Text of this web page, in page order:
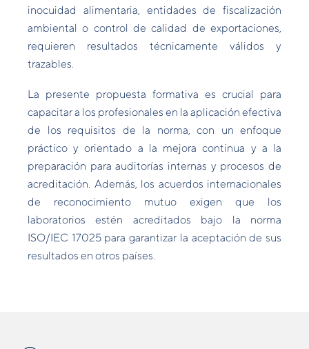
inocuidad alimentaria, entidades de fiscalización
ambiental o control de calidad de exportaciones,
requieren resultados técnicamente válidos y
trazables.
La presente propuesta formativa es crucial para
capacitar a los profesionales en la aplicación efectiva
de los requisitos de la norma, con un enfoque
práctico y orientado a la mejora continua y a la
preparación para auditorías internas y procesos de
acreditación. Además, los acuerdos internacionales
de reconocimiento mutuo exigen que los
laboratorios estén acreditados bajo la norma
ISO/IEC 17025 para garantizar la aceptación de sus
resultados en otros países.